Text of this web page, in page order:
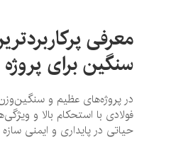
معرفی پرکاربردترین
سنگین برای پروژه
در پروژه‌های عظیم و سنگین‌وزن،
فولادی با استحکام بالا و ویژگی‌های
حیاتی در پایداری و ایمنی سازه ایفا